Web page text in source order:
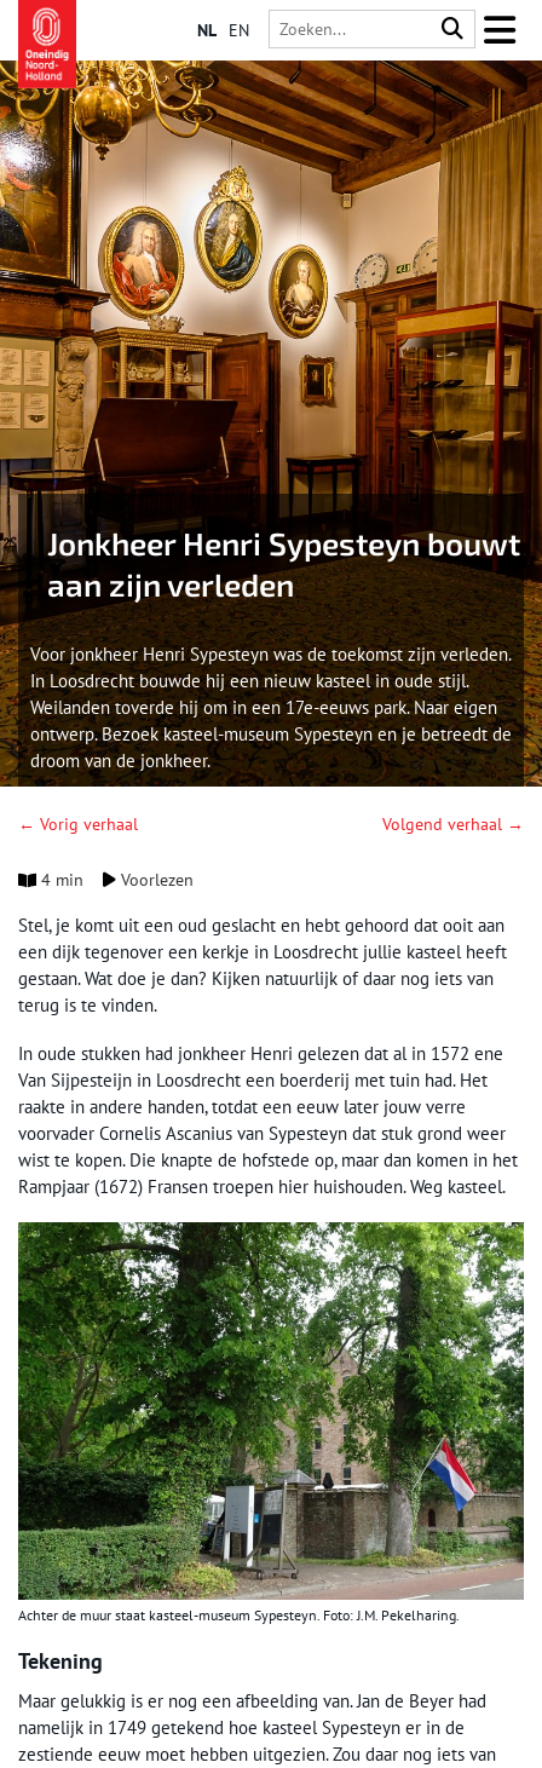
NL EN
Jonkheer Henri Sypesteyn bouwt
aan zijn verleden
Voor jonkheer Henri Sypesteyn was de toekomst zijn verleden.
In Loosdrecht bouwde hij een nieuw kasteel in oude stijl.
Weilanden toverde hij om in een 17e-eeuws park. Naar eigen
ontwerp. Bezoek kasteel-museum Sypesteyn en je betreedt de
droom van de jonkheer.
← Vorig verhaal Volgend verhaal →
4 min Voorlezen
Stel, je komt uit een oud geslacht en hebt gehoord dat ooit aan
een dijk tegenover een kerkje in Loosdrecht jullie kasteel heeft
gestaan. Wat doe je dan? Kijken natuurlijk of daar nog iets van
terug is te vinden.
In oude stukken had jonkheer Henri gelezen dat al in 1572 ene
Van Sijpesteijn in Loosdrecht een boerderij met tuin had. Het
raakte in andere handen, totdat een eeuw later jouw verre
voorvader Cornelis Ascanius van Sypesteyn dat stuk grond weer
wist te kopen. Die knapte de hofstede op, maar dan komen in het
Rampjaar (1672) Fransen troepen hier huishouden. Weg kasteel.
Achter de muur staat kasteel-museum Sypesteyn. Foto: J.M. Pekelharing.
Tekening
Maar gelukkig is er nog een afbeelding van. Jan de Beyer had
namelijk in 1749 getekend hoe kasteel Sypesteyn er in de
zestiende eeuw moet hebben uitgezien. Zou daar nog iets van